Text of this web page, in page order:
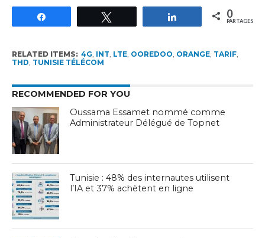
Partagez 0
PARTAGES
RELATED ITEMS: 4G, INT, LTE, OOREDOO, ORANGE, TARIF,
THD, TUNISIE TÉLÉCOM
RECOMMENDED FOR YOU
Oussama Essamet nommé comme
Administrateur Délégué de Topnet
Tunisie : 48% des internautes utilisent
l’IA et 37% achètent en ligne